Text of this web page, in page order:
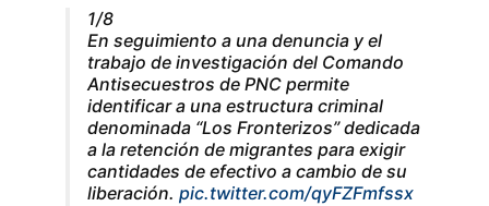
1/8
En seguimiento a una denuncia y el
trabajo de investigación del Comando
Antisecuestros de PNC permite
identificar a una estructura criminal
denominada “Los Fronterizos” dedicada
a la retención de migrantes para exigir
cantidades de efectivo a cambio de su
liberación. pic.twitter.com/qyFZFmfssx